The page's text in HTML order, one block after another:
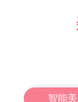
智能